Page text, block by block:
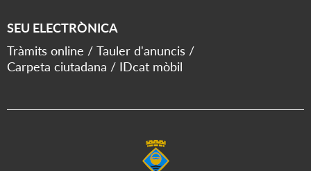
SEU ELECTRÒNICA
Tràmits online
Tauler d'anuncis
Carpeta ciutadana
IDcat mòbil